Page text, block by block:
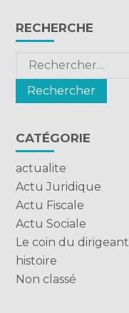
Blog
sidebar
RECHERCHE
Rechercher :
CATÉGORIE
actualite
Actu Juridique
Actu Fiscale
Actu Sociale
Le coin du dirigeant
histoire
Non classé